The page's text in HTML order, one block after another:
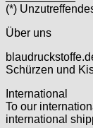
(*)
Über uns
Schürzen und
International
To our
international